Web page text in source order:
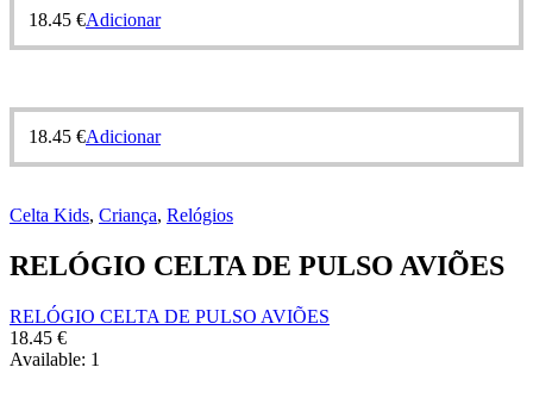
18.45 €Adicionar
18.45 €Adicionar
Celta Kids, Criança, Relógios
RELÓGIO CELTA DE PULSO AVIÕES
RELÓGIO CELTA DE PULSO AVIÕES
18.45 €
Available: 1